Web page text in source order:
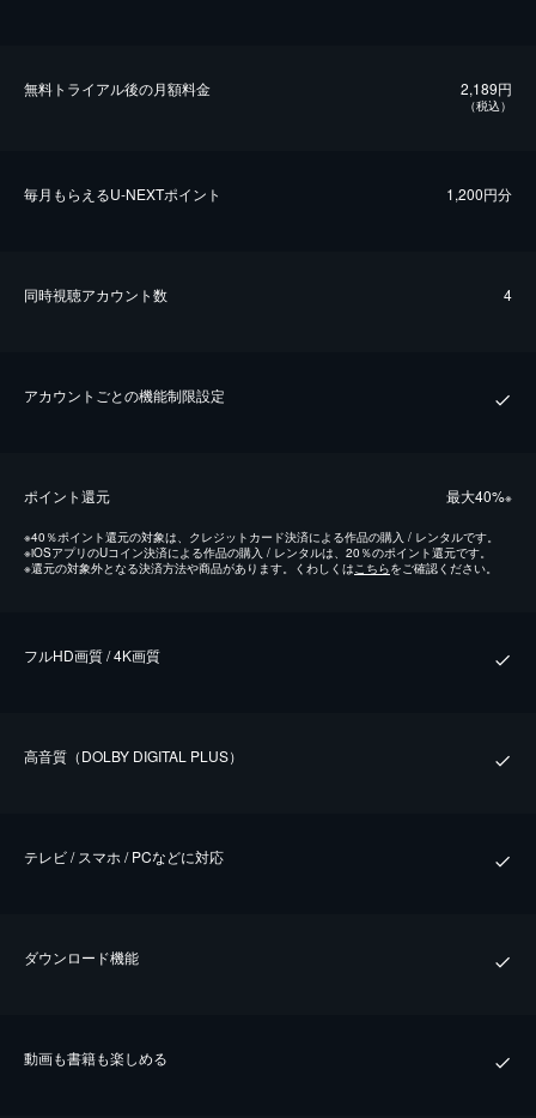
無料トライアル後の⽉額料金 2,189円
（税込）
毎⽉もらえるU-NEXTポイント 1,200円分
同時視聴アカウント数 4
アカウントごとの機能制限設定
ポイント還元 最⼤40%※
※40％ポイント還元の対象は、クレジットカード決済による作品の購入 / レンタルです。
※iOSアプリのUコイン決済による作品の購入 / レンタルは、20％のポイント還元です。
※還元の対象外となる決済方法や商品があります。くわしくはこちらをご確認ください。
フルHD画質 / 4K画質
⾼⾳質（DOLBY DIGITAL PLUS）
テレビ / スマホ / PCなどに対応
ダウンロード機能
動画も書籍も楽しめる